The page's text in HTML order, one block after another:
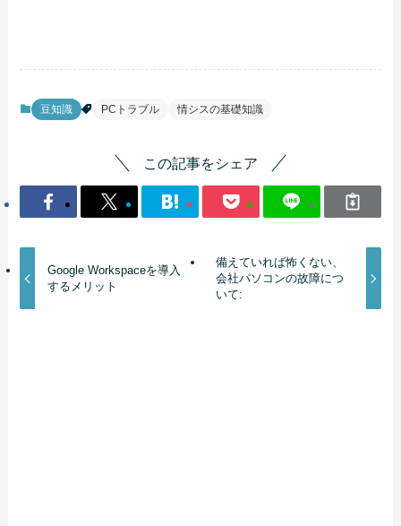
豆知識 PCトラブル 情シスの基礎知識
この記事をシェア
Google Workspaceを導入
するメリット
備えていれば怖くない、
会社パソコンの故障につ
いて: